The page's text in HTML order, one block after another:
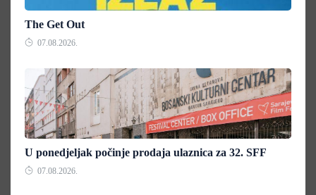
The Get Out
07.08.2026.
U ponedjeljak počinje prodaja ulaznica za 32. SFF
07.08.2026.